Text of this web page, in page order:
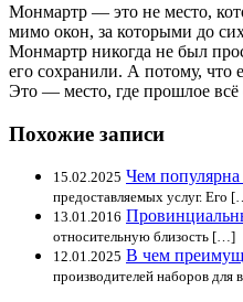
Монмартр — это не место,
мимо окон, за которыми до
Монмартр никогда не был
его сохранили. А потому, что
Это — место, где прошлое
Похожие записи
15.02.2025 Чем
предоставляемых услуг. Его
13.01.2016
относительную близость […]
12.01.2025 В чем
производителей наборов